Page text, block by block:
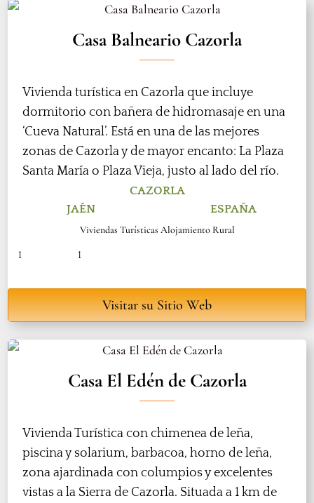
Casa Balneario Cazorla
Vivienda turística en Cazorla que incluye
dormitorio con bañera de hidromasaje en una
‘Cueva Natural’. Está en una de las mejores
zonas de Cazorla y de mayor encanto: La Plaza
Santa María o Plaza Vieja, justo al lado del río.
CAZORLA
JAÉN
ESPAÑA
Viviendas Turísticas Alojamiento Rural
1 1
Visitar su Sitio Web
Casa El Edén de Cazorla
Vivienda Turística con chimenea de leña,
piscina y solarium, barbacoa, horno de leña,
zona ajardinada con columpios y excelentes
vistas a la Sierra de Cazorla. Situada a 1 km de